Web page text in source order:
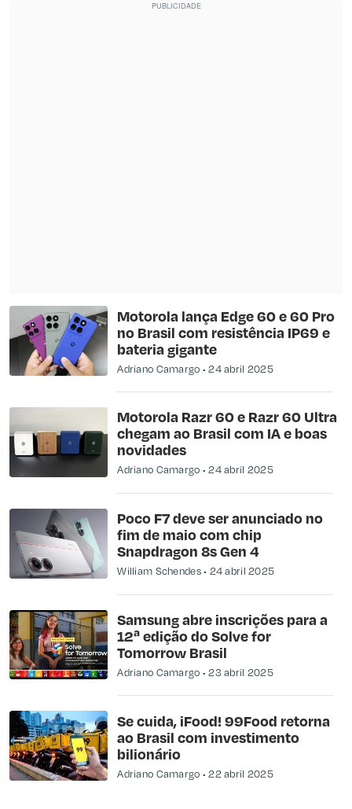
Motorola lança Edge 60 e 60 Pro
no Brasil com resistência IP69 e
bateria gigante
Adriano Camargo 24 abril 2025
Motorola Razr 60 e Razr 60 Ultra
chegam ao Brasil com IA e boas
novidades
Adriano Camargo 24 abril 2025
Poco F7 deve ser anunciado no
fim de maio com chip
Snapdragon 8s Gen 4
William Schendes 24 abril 2025
Samsung abre inscrições para a
12ª edição do Solve for
Tomorrow Brasil
Adriano Camargo 23 abril 2025
Se cuida, iFood! 99Food retorna
ao Brasil com investimento
bilionário
Adriano Camargo 22 abril 2025